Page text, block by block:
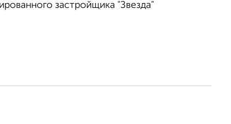
застройщика "Звезда"